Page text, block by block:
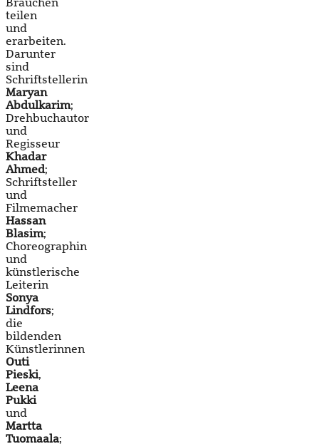
Bräuchen
teilen
und
erarbeiten.
Darunter
sind
Schriftstellerin
Maryan
Abdulkarim;
Drehbuchautor
und
Regisseur
Khadar
Ahmed;
Schriftsteller
und
Filmemacher
Hassan
Blasim;
Choreographin
und
künstlerische
Leiterin
Sonya
Lindfors;
die
bildenden
Künstlerinnen
Outi
Pieski,
Leena
Pukki
und
Martta
Tuomaala;